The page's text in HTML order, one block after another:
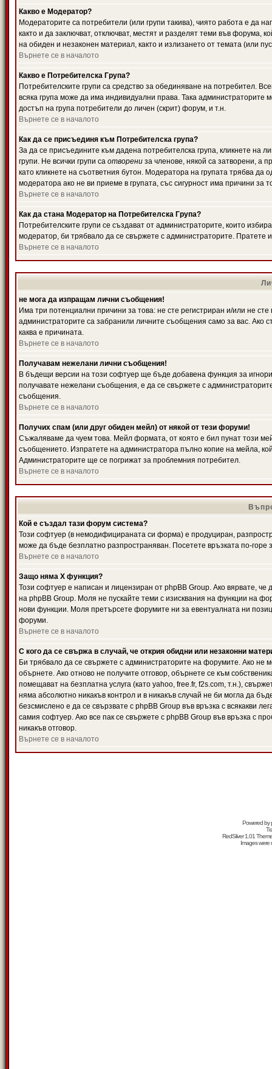
Какво е Модератор?
Модераторите са потребители (или групи такива), чиято работа е да
както и да заключват, отключват, местят и разделят теми във форума,
на обиден и незаконен материал, както и излизането от темата (или
Върнете се в началото
Какво е Потребителска Група?
Потребителските групи са средство за обединяване на потребител.
всяка група може да има индивидуални права. Така
достъп на група потребители до личен (скрит) форум, и т.н.
Върнете се в началото
Как да се присъединя към Потребителска група?
За да се присъедините към дадена потребителска група, кликнете на
групи. Не всички групи са отворени за членове, някой са затворени, а
като кликнете на съответния бутон. Модератора на групата трябва
модератора ако не ви приеме в групата, със сигурност има причини за
Върнете се в началото
Как да стана Модератор на Потребителска Група?
Потребителските групи се създават от администраторите, които
модератор, би трябвало да се свържете с администраторите.
Върнете се в началото
не мога да изпращам лични съобщения!
Има три потенциални причини за това: не сте регистриран и/или не
администраторите са забранили личните съобщения само за вас. Ако
каква е причината.
Върнете се в началото
Получавам нежелани лични съобщения!
В бъдещи версии на този софтуер ще бъде добавена функция за
получавате нежелани съобщения, е да се свържете с
съобщения.
Върнете се в началото
Получих спам (или друг обиден мейл) от някой от тези форуми!
Съжаляваме да чуем това. Мейл формата, от която е бил пунат този
съобщението. Изпратете на администратора пълно копие на мейла,
Администраторите ще се погрижат за проблемния потребител.
Върнете се в началото
Кой е създал тази форум система?
Този софтуер (в немодифицираната си форма) е продуциран,
може да бъде безплатно разпространяван. Посетете връзката по-горе
Върнете се в началото
Защо няма X функция?
Този софтуер е написан и лицензиран от phpBB Group. Ако вярвате,
на phpBB Group. Моля не пускайте теми с изисквания на функции на
нови функции. Моля претърсете форумите ни за евентуалната ни
форуми.
Върнете се в началото
С кого да се свържа в случай, че открия обидни или незаконни
Би трябвало да се свържете с администраторите на форумите. Ако не
обърнете. Ако отново не получите отговор, обърнете се към
помещават на безплатна услуга (като yahoo, free.fr, f2s.com, т.н.),
няма абсолютно никакъв контрол и в никакъв случай не би могла да
безсмислено е да се свързвате с phpBB Group във връзка с всякакви
самия софтуер. Ако все пак се свържете с phpBB Group във връзка с
никакъв отговор.
Върнете се в началото
Powered by
RedSilver 1.01
Images were